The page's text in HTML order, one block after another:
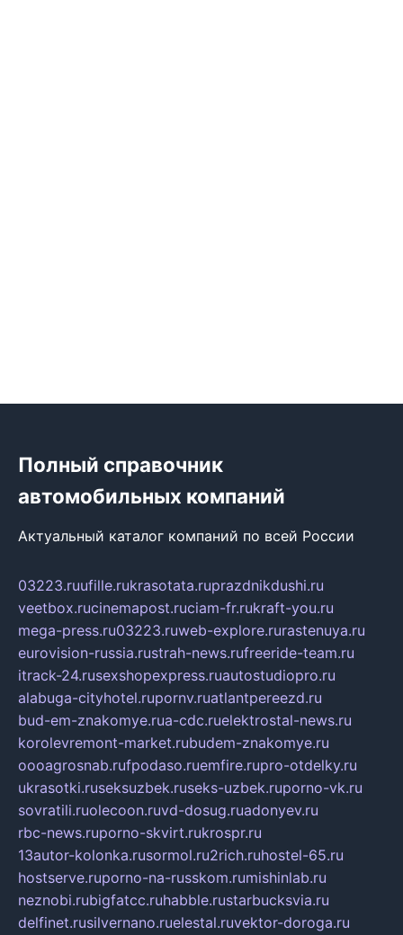
Полный справочник
автомобильных компаний
Актуальный каталог компаний по всей России
03223.ruufille.rukrasotata.ruprazdnikdushi.ru
veetbox.rucinemapost.ruciam-fr.rukraft-you.ru
mega-press.ru03223.ruweb-explore.rurastenuya.ru
eurovision-russia.rustrah-news.rufreeride-team.ru
itrack-24.rusexshopexpress.ruautostudiopro.ru
alabuga-cityhotel.rupornv.ruatlantpereezd.ru
bud-em-znakomye.rua-cdc.ruelektrostal-news.ru
korolevremont-market.rubudem-znakomye.ru
oooagrosnab.rufpodaso.ruemfire.rupro-otdelky.ru
ukrasotki.ruseksuzbek.ruseks-uzbek.ruporno-vk.ru
sovratili.ruolecoon.ruvd-dosug.ruadonyev.ru
rbc-news.ruporno-skvirt.rukrospr.ru
13autor-kolonka.rusormol.ru2rich.ruhostel-65.ru
hostserve.ruporno-na-russkom.rumishinlab.ru
neznobi.rubigfatcc.ruhabble.rustarbucksvia.ru
delfinet.rusilvernano.ruelestal.ruvektor-doroga.ru